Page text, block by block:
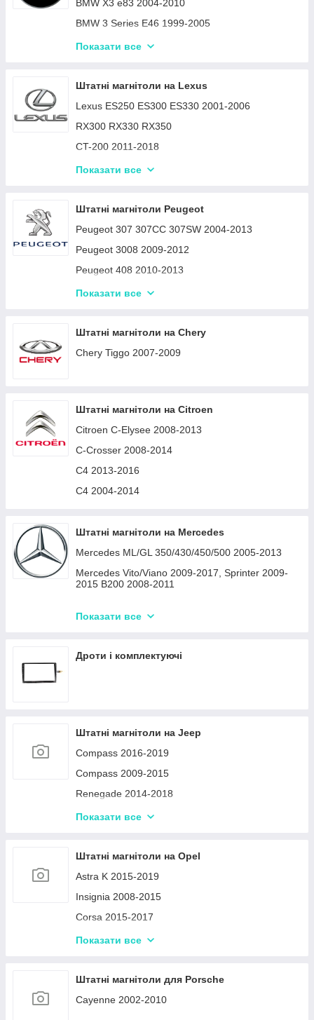
SX4 2012-2016
Chevrolet, Hummer H2, Suzuki XL-7
Suzuki Grand Vitara 1998-2005
Suzuki Splash Ritz OPEL Agila 2008-2014
BMW X3 e83 2004-2010
BMW 3 Series E46 1999-2005
BMW 3 series E90 E91 2005-2012
1 Series E81, E82, E87, E88 2007-2011
Показати все
Штатні магнітоли на Lexus
Lexus ES250 ES300 ES330 2001-2006
RX300 RX330 RX350
CT-200 2011-2018
Lexus LX470
Показати все
Штатні магнітоли Peugeot
Peugeot 307 307CC 307SW 2004-2013
Peugeot 3008 2009-2012
Peugeot 408 2010-2013
2008/208 2013-2020
207 2006-2015
4007 2008-2014
Показати все
Штатні магнітоли на Chery
Chery Tiggo 2007-2009
Штатні магнітоли на Citroen
Citroen C-Elysee 2008-2013
C-Crosser 2008-2014
C4 2013-2016
C4 2004-2014
Штатні магнітоли на Mercedes
Mercedes ML/GL 350/430/450/500 2005-2013
Mercedes Vito/Viano 2009-2017, Sprinter 2009-
2015 B200 2008-2011
Показати все
Дроти і комплектуючі
Штатні магнітоли на Jeep
Compass 2016-2019
Compass 2009-2015
Renegade 2014-2018
Compass 2006-2010
Grand Cherokee 2008-2013
Показати все
Штатні магнітоли на Opel
Astra K 2015-2019
Insignia 2008-2015
Corsa 2015-2017
Opel Astra J 2009-2017
Opel Insignia 2013-2017
Показати все
Штатні магнітоли для Porsche
Cayenne 2002-2010